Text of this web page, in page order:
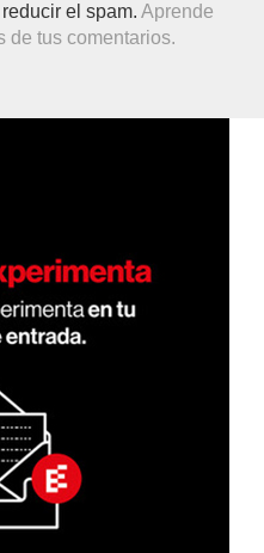
reducir el spam.Aprende
de tus comentarios.